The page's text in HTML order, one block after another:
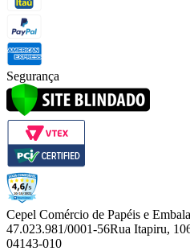
Segurança
Cepel Comércio de Papéis e
47.023.981/0001-56Rua Itapiru,
04143-010